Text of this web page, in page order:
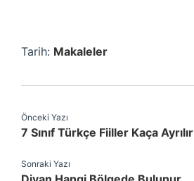
Tarih: Makaleler
Önceki Yazı
7 Sınıf Türkçe Fiiller Kaça Ayrılır
Sonraki Yazı